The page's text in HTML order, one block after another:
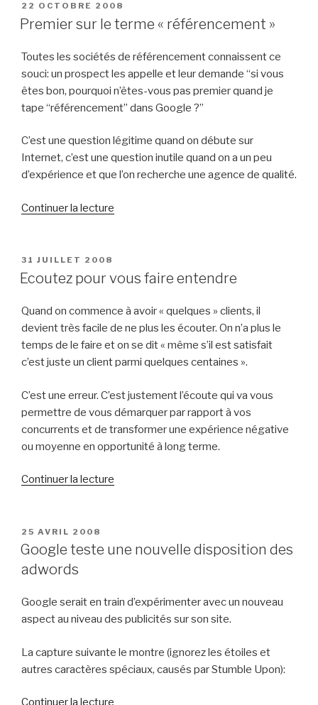
PUBLIÉ
LE
22 OCTOBRE 2008
Premier sur le terme « référencement »
Toutes les sociétés de référencement connaissent ce
souci: un prospect les appelle et leur demande “si vous
êtes bon, pourquoi n’êtes-vous pas premier quand je
tape “référencement” dans Google ?”
C’est une question légitime quand on débute sur
Internet, c’est une question inutile quand on a un peu
d’expérience et que l’on recherche une agence de qualité.
Continuer la lecture
terme
PUBLIÉ
LE
31 JUILLET 2008
Ecoutez pour vous faire entendre
Quand on commence à avoir « quelques » clients, il
devient très facile de ne plus les écouter. On n’a plus le
temps de le faire et on se dit « même s’il est satisfait
c’est juste un client parmi quelques centaines ».
C’est une erreur. C’est justement l’écoute qui va vous
permettre de vous démarquer par rapport à vos
concurrents et de transformer une expérience négative
ou moyenne en opportunité à long terme.
Continuer la lecture
faire
PUBLIÉ
LE
25 AVRIL 2008
Google teste une nouvelle disposition des
adwords
Google serait en train d’expérimenter avec un nouveau
aspect au niveau des publicités sur son site.
La capture suivante le montre (ignorez les étoiles et
autres caractères spéciaux, causés par Stumble Upon):
Continuer la lecture